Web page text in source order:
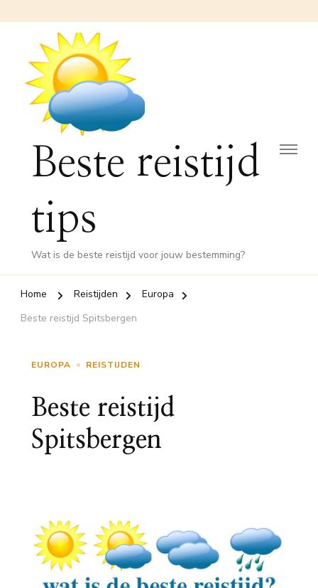
Beste reistijd
tips
Wat is de beste reistijd voor jouw bestemming?
Home Reistijden
Europa
Beste reistijd Spitsbergen
EUROPA REISTIJDEN
Beste reistijd
Spitsbergen